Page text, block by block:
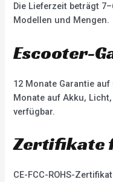
Die Lieferzeit beträgt
Modellen und Mengen.
Escooter-
12 Monate Garantie
Monate auf Akku,
verfügbar.
Zertifikate
CE-FCC-ROHS-